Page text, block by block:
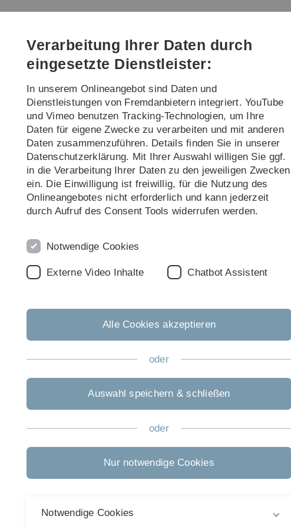
Direkt
Direkt
Direkt
(Sprache,
Drucken,
Social
Direkt
Direkt
Publikationen News
/ Netzwerk Laufende Projekte
Überblick
2e-kids
Weitere Informationen finden Sie hier.
Verarbeitung Ihrer Daten durch
eingesetzte Dienstleister:
In unserem Onlineangebot sind Daten und
Dienstleistungen von Fremdanbietern integriert. YouTube
und Vimeo benutzen Tracking-Technologien, um Ihre
Daten für eigene Zwecke zu verarbeiten und mit anderen
Daten zusammenzuführen. Details finden Sie in unserer
Datenschutzerklärung. Mit Ihrer Auswahl willigen Sie ggf.
in die Verarbeitung Ihrer Daten zu den jeweiligen Zwecken
ein. Die Einwilligung ist freiwillig, für die Nutzung des
Onlineangebotes nicht erforderlich und kann jederzeit
durch Aufruf des Consent Tools widerrufen werden.
Notwendige Cookies
Externe Video Inhalte Chatbot Assistent
Alle Cookies akzeptieren
oder
Auswahl speichern & schließen
oder
Nur notwendige Cookies
Notwendige Cookies